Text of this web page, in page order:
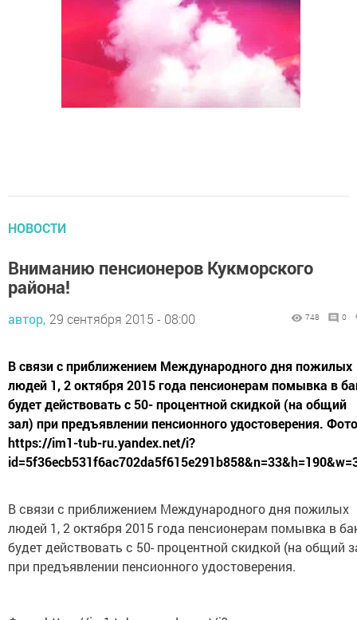
НОВОСТИ
Вниманию пенсионеров Кукморского
района!
автор, 29 сентября 2015 - 08:00 748 0
В связи с приближением Международного дня пожилых
людей 1, 2 октября 2015 года пенсионерам помывка в
будет действовать с 50- процентной скидкой (на общий
зал) при предъявлении пенсионного удостоверения.
https://im1-tub-ru.yandex.net/i?
В связи с приближением Международного дня пожилых
людей 1, 2 октября 2015 года пенсионерам помывка в
будет действовать с 50- процентной скидкой (на общий
при предъявлении пенсионного удостоверения.